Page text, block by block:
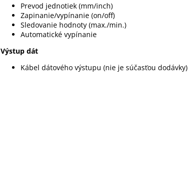
Prevod jednotiek (mm/inch)
Zapinanie/vypínanie (on/off)
Sledovanie hodnoty (max./min.)
Automatické vypínanie
Výstup dát
Kábel dátového výstupu (nie je súčasťou dodávky)